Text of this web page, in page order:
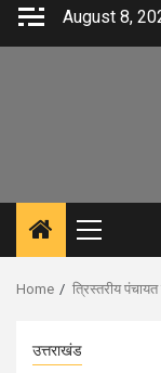
Skip
August 8,
Primary
Menu
Home त्रिस्तरीय
उत्तराखंड